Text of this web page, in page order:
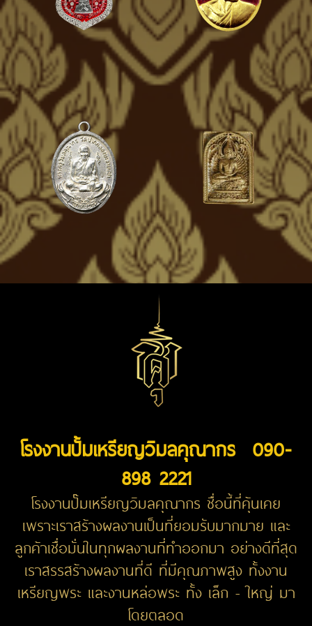
โรงงานปั้มเหรียญวิมลคุณากร 090-
898 2221
โรงงานปั๊มเหรียญวิมลคุณากร ชื่อนี้ที่คุ้นเคย
เพราะเราสร้างผลงานเป็นที่ยอมรับมากมาย และ
ลูกค้าเชื่อมั่นในทุกผลงานที่ทำออกมา อย่างดีที่สุด
เราสรรสร้างผลงานที่ดี ที่มีคุณภาพสูง ทั้งงาน
เหรียญพระ และงานหล่อพระ ทั้ง เล็ก - ใหญ่ มา
โดยตลอด